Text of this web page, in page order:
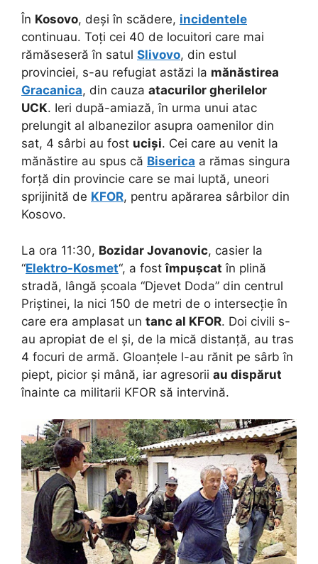
În Kosovo, deși în scădere, incidentele
continuau. Toți cei 40 de locuitori care mai
rămăseseră în satul Slivovo, din estul
provinciei, s-au refugiat astăzi la mănăstirea
Gracanica, din cauza atacurilor gherilelor
UCK. Ieri după-amiază, în urma unui atac
prelungit al albanezilor asupra oamenilor din
sat, 4 sârbi au fost uciși. Cei care au venit la
mănăstire au spus că Biserica a rămas singura
forță din provincie care se mai luptă, uneori
sprijinită de KFOR, pentru apărarea sârbilor din
Kosovo.
La ora 11:30, Bozidar Jovanovic, casier la
“Elektro-Kosmet“, a fostîmpușcat în plină
stradă, lângă școala “Djevet Doda” din centrul
Priștinei, la nici 150 de metri de o intersecție în
care era amplasat un tanc al KFOR. Doi civili s-
au apropiat de el și, de la mică distanță, au tras
4 focuri de armă. Gloanțele l-au rănit pe sârb în
piept, picior și mână, iar agresorii au dispărut
înainte ca militarii KFOR să intervină.